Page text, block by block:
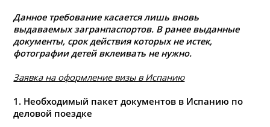
Данное требование касается лишь вновь
выдаваемых загранпаспортов. В ранее выданные
документы, срок действия которых не истек,
фотографии детей вклеивать не нужно.
Заявка на оформление визы в Испанию
1. Необходимый пакет документов в Испанию по
деловой поездке